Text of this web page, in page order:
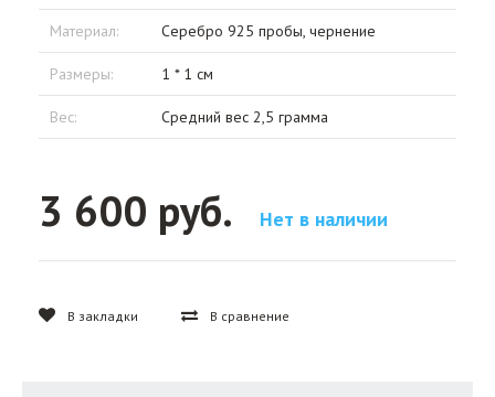
Материал: Серебро 925 пробы, чернение
Размеры: 1 * 1 см
Вес: Средний вес 2,5 грамма
3 600 руб. Нет в наличии
В закладки В сравнение